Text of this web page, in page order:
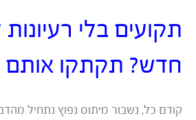
תקועים בלי רעיונות
חדש? תקתקו אותם
קודם כל, נשבור מיתוס נפוץ נתחיל